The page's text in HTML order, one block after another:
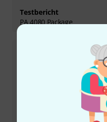
Testbericht
PA 4080 Package